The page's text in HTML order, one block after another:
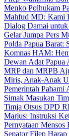
Menko Polhukam
Mahfud MD: Kami
Dialog Damai untuk
Gelar Jumpa Pers
Polda Papua Barat:
Komnas HAM:
Dewan Adat Papua
MRP dan MRPB
Miris, Anak-Anak
Pemerintah Pahami
Simak Masukan
Timja Otsus DPD
Marius: Instruksi
Pernyataan
Senator Filep